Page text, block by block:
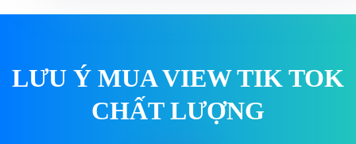
LƯU Ý MUA VIEW TIK TOK
CHẤT LƯỢNG